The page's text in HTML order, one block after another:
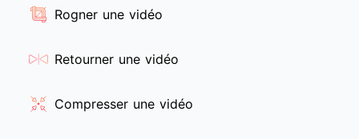
Rogner une vidéo
Retourner une vidéo
Compresser une vidéo